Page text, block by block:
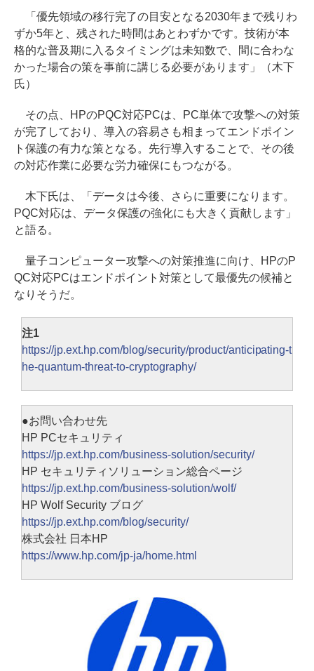
「優先領域の移行完了の目安となる2030年まで残りわ
ずか5年と、残された時間はあとわずかです。技術が本
格的な普及期に入るタイミングは未知数で、間に合わな
かった場合の策を事前に講じる必要があります」（木下
氏）
その点、HPのPQC対応PCは、PC単体で攻撃への対策
が完了しており、導入の容易さも相まってエンドポイン
ト保護の有力な策となる。先行導入することで、その後
の対応作業に必要な労力確保にもつながる。
木下氏は、「データは今後、さらに重要になります。
PQC対応は、データ保護の強化にも大きく貢献します」
と語る。
量子コンピューター攻撃への対策推進に向け、HPのP
QC対応PCはエンドポイント対策として最優先の候補と
なりそうだ。
注1
https://jp.ext.hp.com/blog/security/product/anticipating-t
he-quantum-threat-to-cryptography/
●お問い合わせ先
HP PCセキュリティ
https://jp.ext.hp.com/business-solution/security/
HP セキュリティソリューション総合ページ
https://jp.ext.hp.com/business-solution/wolf/
HP Wolf Security ブログ
https://jp.ext.hp.com/blog/security/
株式会社 日本HP
https://www.hp.com/jp-ja/home.html